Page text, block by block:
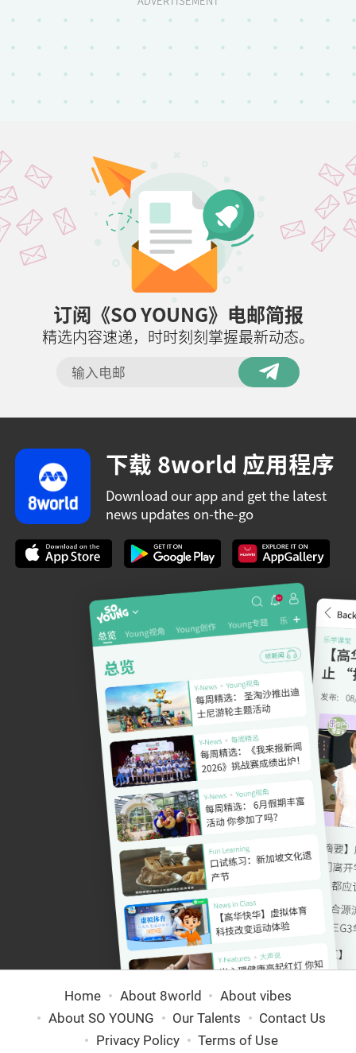
订阅《SO YOUNG》电邮简报
精选内容速递，时时刻刻掌握最新动态。
下载 8world 应用程序
Download our app and get the latest
news updates on-the-go
Home About 8world
About vibes
About SO YOUNG
Our Talents
Contact Us
Privacy Policy
Terms of Use